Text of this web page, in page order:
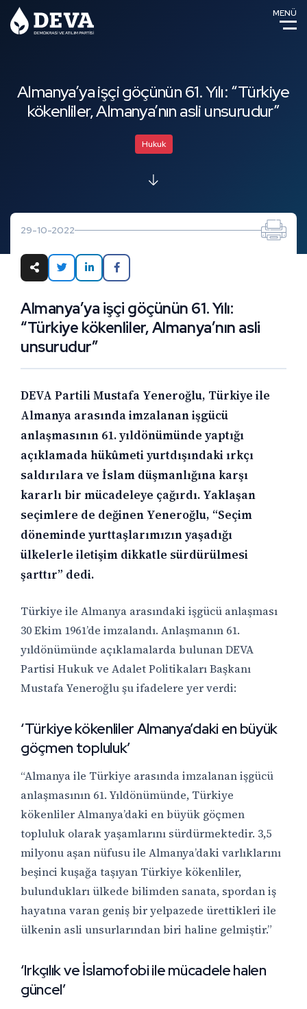
MENÜ
Almanya’ya işçi göçünün 61. Yılı: “Türkiye
kökenliler, Almanya’nın asli unsurudur”
Hukuk
29-10-2022
Almanya’ya işçi göçünün 61. Yılı:
“Türkiye kökenliler, Almanya’nın asli
unsurudur”
DEVA Partili Mustafa Yeneroğlu, Türkiye ile
Almanya arasında imzalanan işgücü
anlaşmasının 61. yıldönümünde yaptığı
açıklamada hükûmeti yurtdışındaki ırkçı
saldırılara ve İslam düşmanlığına karşı
kararlı bir mücadeleye çağırdı. Yaklaşan
seçimlere de değinen Yeneroğlu, “Seçim
döneminde yurttaşlarımızın yaşadığı
ülkelerle iletişim dikkatle sürdürülmesi
şarttır” dedi.
Türkiye ile Almanya arasındaki işgücü anlaşması
30 Ekim 1961’de imzalandı. Anlaşmanın 61.
yıldönümünde açıklamalarda bulunan DEVA
Partisi Hukuk ve Adalet Politikaları Başkanı
Mustafa Yeneroğlu şu ifadelere yer verdi:
‘Türkiye kökenliler Almanya’daki en büyük
göçmen topluluk’
“Almanya ile Türkiye arasında imzalanan işgücü
anlaşmasının 61. Yıldönümünde, Türkiye
kökenliler Almanya’daki en büyük göçmen
topluluk olarak yaşamlarını sürdürmektedir. 3,5
milyonu aşan nüfusu ile Almanya’daki varlıklarını
beşinci kuşağa taşıyan Türkiye kökenliler,
bulundukları ülkede bilimden sanata, spordan iş
hayatına varan geniş bir yelpazede ürettikleri ile
ülkenin asli unsurlarından biri haline gelmiştir.”
‘Irkçılık ve İslamofobi ile mücadele halen
güncel’